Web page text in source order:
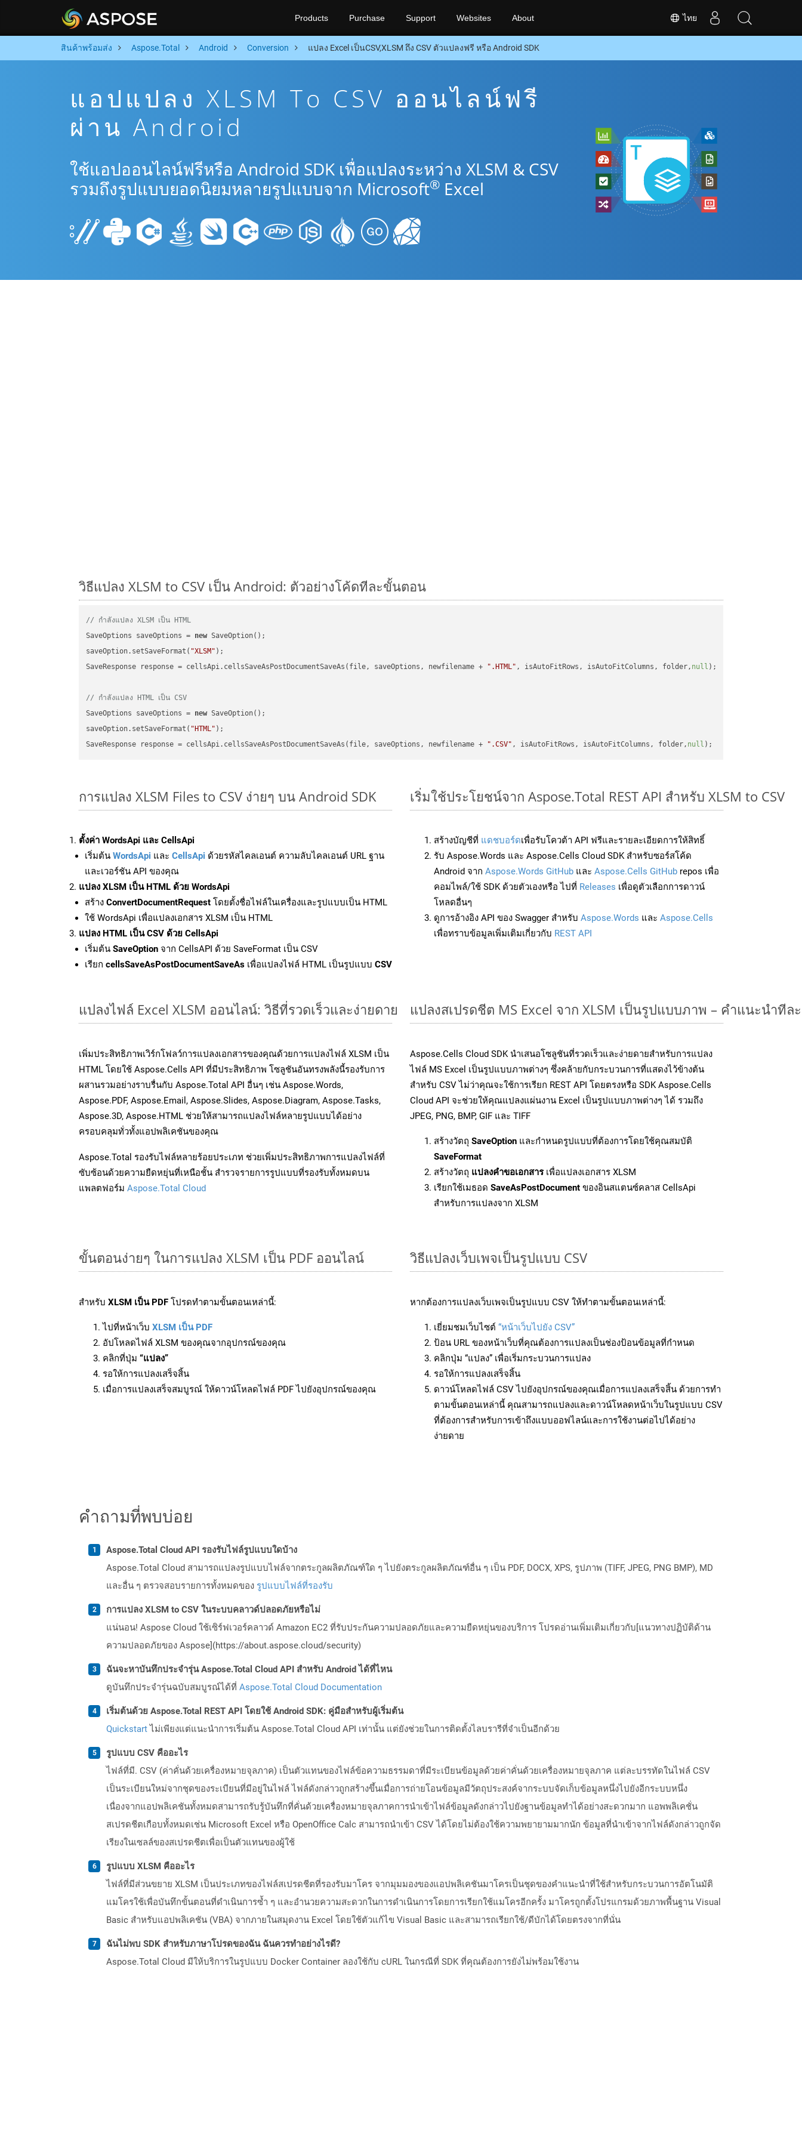
ไทย
Products Purchase Support Websites About
สินค้าพร้อมส่ง Aspose.Total Android Conversion แปลง Excel เป็นCSV,XLSM ถึง CSV ตัวแปลงฟรี หรือ Android SDK
แอปแปลง XLSM To CSV ออนไลน์ฟรี
ผ่าน Android
ใช้แอปออนไลน์ฟรีหรือ Android SDK เพื่อแปลงระหว่าง XLSM & CSV
รวมถึงรูปแบบยอดนิยมหลายรูปแบบจาก Microsoft® Excel
วิธีแปลง XLSM to CSV เป็น Android: ตัวอย่างโค้ดทีละขั้นตอน
// กำลังแปลง XLSM เป็น HTML
SaveOptions saveOptions = new SaveOption();
saveOption.setSaveFormat( "XLSM" );
SaveResponse response = cellsApi.cellsSaveAsPostDocumentSaveAs(file, saveOptions, newfilename +
".HTML" , isAutoFitRows, isAutoFitColumns, folder, null );
// กำลังแปลง HTML เป็น CSV
SaveOptions saveOptions = new SaveOption();
saveOption.setSaveFormat( "HTML" );
SaveResponse response = cellsApi.cellsSaveAsPostDocumentSaveAs(file, saveOptions, newfilename +
".CSV" , isAutoFitRows, isAutoFitColumns, folder, null
การแปลง XLSM Files to CSV ง่ายๆ บน Android SDK
ตั้งค่า WordsApi และ CellsApi
เริ่มต้น WordsApi และ CellsApi ด้วยรหัสไคลเอนต์ ความลับไคลเอนต์ URL ฐาน
และเวอร์ชัน API ของคุณ
แปลง XLSM เป็น HTML ด้วย WordsApi
สร้าง ConvertDocumentRequest โดยตั้งชื่อไฟล์ในเครื่องและรูปแบบเป็น HTML
ใช้ WordsApi เพื่อแปลงเอกสาร XLSM เป็น HTML
แปลง HTML เป็น CSV ด้วย CellsApi
เริ่มต้น SaveOption จาก CellsAPI ด้วย SaveFormat เป็น CSV
เรียก cellsSaveAsPostDocumentSaveAs เพื่อแปลงไฟล์ HTML เป็นรูปแบบ CSV
เริ่มใช้ประโยชน์จาก Aspose.Total REST API สำหรับ XLSM to CSV
สร้างบัญชีที่ แดชบอร์ดเพื่อรับโควต้า API ฟรีและรายละเอียดการให้สิทธิ์
รับ Aspose.Words และ Aspose.Cells Cloud SDK สำหรับซอร์สโค้ด
Android จาก Aspose.Words GitHub และ Aspose.Cells GitHub repos เพื่อ
คอมไพล์/ใช้ SDK ด้วยตัวเองหรือ ไปที่ Releases เพื่อดูตัวเลือกการดาวน์
โหลดอื่นๆ
ดูการอ้างอิง API ของ Swagger สำหรับ Aspose.Words และ Aspose.Cells
เพื่อทราบข้อมูลเพิ่มเติมเกี่ยวกับ REST API
แปลงไฟล์ Excel XLSM ออนไลน์: วิธีที่รวดเร็วและง่ายดาย
เพิ่มประสิทธิภาพเวิร์กโฟลว์การแปลงเอกสารของคุณด้วยการแปลงไฟล์ XLSM เป็น
HTML โดยใช้ Aspose.Cells API ที่มีประสิทธิภาพ โซลูชันอันทรงพลังนี้รองรับการ
ผสานรวมอย่างราบรื่นกับ Aspose.Total API อื่นๆ เช่น Aspose.Words,
Aspose.PDF, Aspose.Email, Aspose.Slides, Aspose.Diagram, Aspose.Tasks,
Aspose.3D, Aspose.HTML ช่วยให้สามารถแปลงไฟล์หลายรูปแบบได้อย่าง
ครอบคลุมทั่วทั้งแอปพลิเคชันของคุณ
Aspose.Total รองรับไฟล์หลายร้อยประเภท ช่วยเพิ่มประสิทธิภาพการแปลงไฟล์ที่
ซับซ้อนด้วยความยืดหยุ่นที่เหนือชั้น สำรวจรายการรูปแบบที่รองรับทั้งหมดบน
แพลตฟอร์ม Aspose.Total Cloud
แปลงสเปรดชีต MS Excel จาก XLSM เป็นรูปแบบภาพ – คำแนะนำที
Aspose.Cells Cloud SDK นำเสนอโซลูชันที่รวดเร็วและง่ายดายสำหรับการแปลง
ไฟล์ MS Excel เป็นรูปแบบภาพต่างๆ ซึ่งคล้ายกับกระบวนการที่แสดงไว้ข้างต้น
สำหรับ CSV ไม่ว่าคุณจะใช้การเรียก REST API โดยตรงหรือ SDK Aspose.Cells
Cloud API จะช่วยให้คุณแปลงแผ่นงาน Excel เป็นรูปแบบภาพต่างๆ ได้ รวมถึง
JPEG, PNG, BMP, GIF และ TIFF
สร้างวัตถุ SaveOption และกำหนดรูปแบบที่ต้องการโดยใช้คุณสมบัติ
SaveFormat
สร้างวัตถุ แปลงคำขอเอกสารเพื่อแปลงเอกสาร XLSM
เรียกใช้เมธอด SaveAsPostDocument ของอินสแตนซ์คลาส CellsApi
สำหรับการแปลงจาก XLSM
ขั้นตอนง่ายๆ ในการแปลง XLSM เป็น PDF ออนไลน์
สำหรับ XLSM เป็น PDF โปรดทำตามขั้นตอนเหล่านี้:
ไปที่หน้าเว็บ XLSM เป็น PDF
อัปโหลดไฟล์ XLSM ของคุณจากอุปกรณ์ของคุณ
คลิกที่ปุ่ม “แปลง”
รอให้การแปลงเสร็จสิ้น
เมื่อการแปลงเสร็จสมบูรณ์ ให้ดาวน์โหลดไฟล์ PDF ไปยังอุปกรณ์ของคุณ
วิธีแปลงเว็บเพจเป็นรูปแบบ CSV
หากต้องการแปลงเว็บเพจเป็นรูปแบบ CSV ให้ทำตามขั้นตอนเหล่านี้:
เยี่ยมชมเว็บไซต์ “หน้าเว็บไปยัง CSV”
ป้อน URL ของหน้าเว็บที่คุณต้องการแปลงเป็นช่องป้อนข้อมูลที่กำหนด
คลิกปุ่ม “แปลง” เพื่อเริ่มกระบวนการแปลง
รอให้การแปลงเสร็จสิ้น
ดาวน์โหลดไฟล์ CSV ไปยังอุปกรณ์ของคุณเมื่อการแปลงเสร็จสิ้น ด้วยการทำ
ตามขั้นตอนเหล่านี้ คุณสามารถแปลงและดาวน์โหลดหน้าเว็บในรูปแบบ CSV
ที่ต้องการสำหรับการเข้าถึงแบบออฟไลน์และการใช้งานต่อไปได้อย่าง
ง่ายดาย
คำถามที่พบบ่อย
Aspose.Total Cloud API รองรับไฟล์รูปแบบใดบ้าง
Aspose.Total Cloud สามารถแปลงรูปแบบไฟล์จากตระกูลผลิตภัณฑ์ใด ๆ ไปยังตระกูลผลิตภัณฑ์อื่น ๆ เป็น PDF, DOCX, XPS, รูปภาพ (TIFF, JPEG, PNG BMP), MD
และอื่น ๆ ตรวจสอบรายการทั้งหมดของ รูปแบบไฟล์ที่รองรับ
การแปลง XLSM to CSV ในระบบคลาวด์ปลอดภัยหรือไม่
แน่นอน! Aspose Cloud ใช้เซิร์ฟเวอร์คลาวด์ Amazon EC2 ที่รับประกันความปลอดภัยและความยืดหยุ่นของบริการ โปรดอ่านเพิ่มเติมเกี่ยวกับ[แนวทางปฏิบัติด้าน
ความปลอดภัยของ Aspose](https://about.aspose.cloud/security)
ฉันจะหาบันทึกประจำรุ่น Aspose.Total Cloud API สำหรับ Android ได้ที่ไหน
ดูบันทึกประจำรุ่นฉบับสมบูรณ์ได้ที่ Aspose.Total Cloud Documentation
เริ่มต้นด้วย Aspose.Total REST API โดยใช้ Android SDK: คู่มือสำหรับผู้เริ่มต้น
Quickstartไม่เพียงแต่แนะนำการเริ่มต้น Aspose.Total Cloud API เท่านั้น แต่ยังช่วยในการติดตั้งไลบรารีที่จำเป็นอีกด้วย
รูปแบบ CSV คืออะไร
ไฟล์ที่มี. CSV (ค่าคั่นด้วยเครื่องหมายจุลภาค) เป็นตัวแทนของไฟล์ข้อความธรรมดาที่มีระเบียนข้อมูลด้วยค่าคั่นด้วยเครื่องหมายจุลภาค แต่ละบรรทัดในไฟล์ CSV
เป็นระเบียนใหม่จากชุดของระเบียนที่มีอยู่ในไฟล์ ไฟล์ดังกล่าวถูกสร้างขึ้นเมื่อการถ่ายโอนข้อมูลมีวัตถุประสงค์จากระบบจัดเก็บข้อมูลหนึ่งไปยังอีกระบบหนึ่ง
เนื่องจากแอปพลิเคชันทั้งหมดสามารถรับรู้บันทึกที่คั่นด้วยเครื่องหมายจุลภาคการนำเข้าไฟล์ข้อมูลดังกล่าวไปยังฐานข้อมูลทำได้อย่างสะดวกมาก แอพพลิเคชั่น
สเปรดชีตเกือบทั้งหมดเช่น Microsoft Excel หรือ OpenOffice Calc สามารถนำเข้า CSV ได้โดยไม่ต้องใช้ความพยายามมากนัก ข้อมูลที่นำเข้าจากไฟล์ดังกล่าวถูกจัด
เรียงในเซลล์ของสเปรดชีตเพื่อเป็นตัวแทนของผู้ใช้
รูปแบบ XLSM คืออะไร
ไฟล์ที่มีส่วนขยาย XLSM เป็นประเภทของไฟล์สเปรดชีตที่รองรับมาโคร จากมุมมองของแอปพลิเคชันมาโครเป็นชุดของคำแนะนำที่ใช้สำหรับกระบวนการอัตโนมัติ
แมโครใช้เพื่อบันทึกขั้นตอนที่ดำเนินการซ้ำ ๆ และอำนวยความสะดวกในการดำเนินการโดยการเรียกใช้แมโครอีกครั้ง มาโครถูกตั้งโปรแกรมด้วยภาพพื้นฐาน Visual
Basic สำหรับแอปพลิเคชัน (VBA) จากภายในสมุดงาน Excel โดยใช้ตัวแก้ไข Visual Basic และสามารถเรียกใช้/ดีบักได้โดยตรงจากที่นั่น
ฉันไม่พบ SDK สำหรับภาษาโปรดของฉัน ฉันควรทำอย่างไรดี?
Aspose.Total Cloud มีให้บริการในรูปแบบ Docker Container ลองใช้กับ cURL ในกรณีที่ SDK ที่คุณต้องการยังไม่พร้อมใช้งาน